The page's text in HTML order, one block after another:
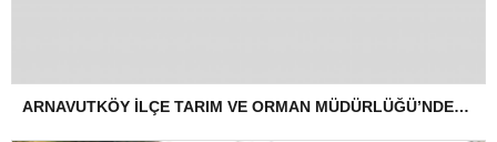
ARNAVUTKÖY İLÇE TARIM VE ORMAN MÜDÜRLÜĞÜ’NDEN İLANEN TEBLİGAT